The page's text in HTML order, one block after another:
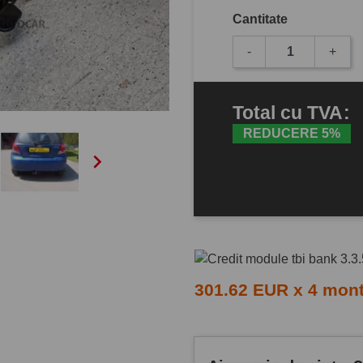

Cantitate
- +
Total cu TVA:
REDUCERE 5%
301.62 EUR x 4